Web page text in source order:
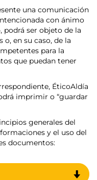
una comunicación
con ánimo
ser objeto de la
en su caso, de la
para la
que puedan tener
ÉticoAldía
imprimir o “guardar
generales del
y el uso del
documentos: